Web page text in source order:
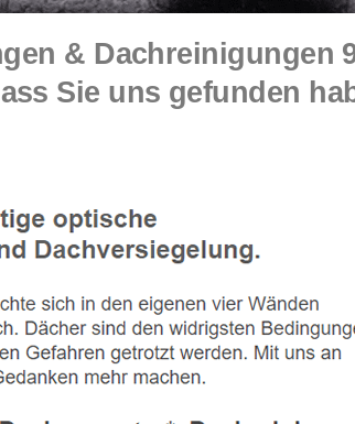
& Dachreinigungen
Sie uns gefunden